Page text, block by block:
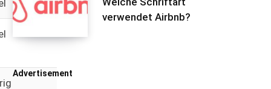
verwendet Airbnb?
Advertisement